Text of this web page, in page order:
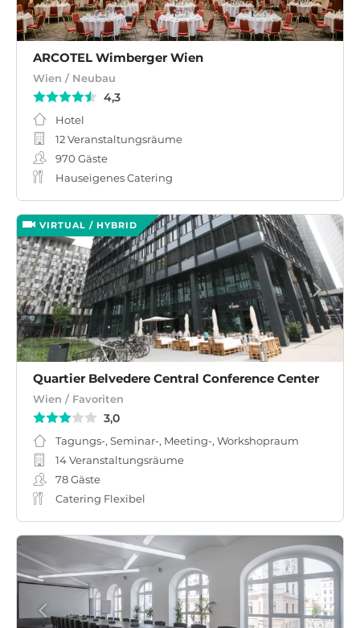
ARCOTEL Wimberger Wien
Wien / Neubau
4,3
Hotel
12 Veranstaltungsräume
970 Gäste
Hauseigenes Catering
VIRTUAL / HYBRID
Quartier Belvedere Central Conference Center
Wien / Favoriten
3,0
Tagungs-, Seminar-, Meeting-, Workshopraum
14 Veranstaltungsräume
78Gäste
Catering Flexibel